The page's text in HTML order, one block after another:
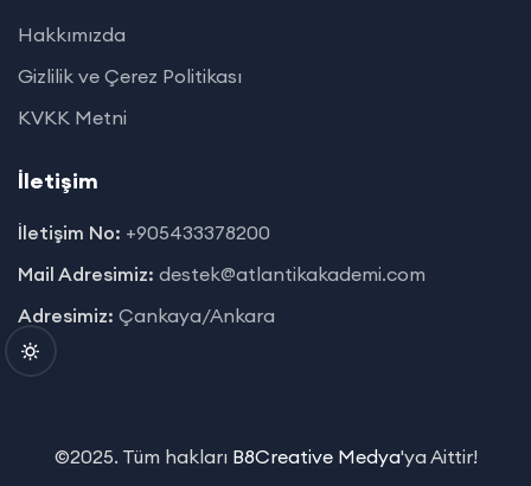
Hakkımızda
Gizlilik ve Çerez Politikası
KVKK Metni
İletişim
İletişim No: +905433378200
Mail Adresimiz: destek@atlantikakademi.com
Adresimiz: Çankaya/Ankara
©2025. Tüm hakları B8Creative Medya'ya Aittir!